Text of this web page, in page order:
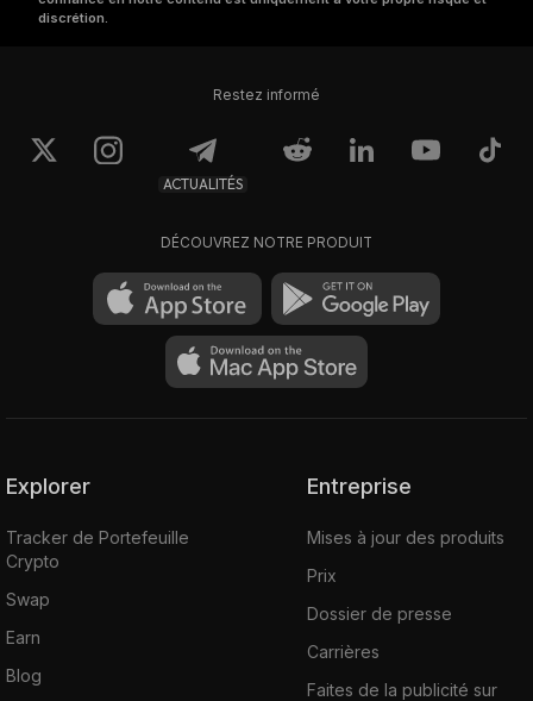
discrétion.
Restez informé
ACTUALITÉS
DÉCOUVREZ NOTRE PRODUIT
Explorer
Tracker de Portefeuille
Crypto
Swap
Earn
Blog
Entreprise
Mises à jour des produits
Prix
Dossier de presse
Carrières
Faites de la publicité sur